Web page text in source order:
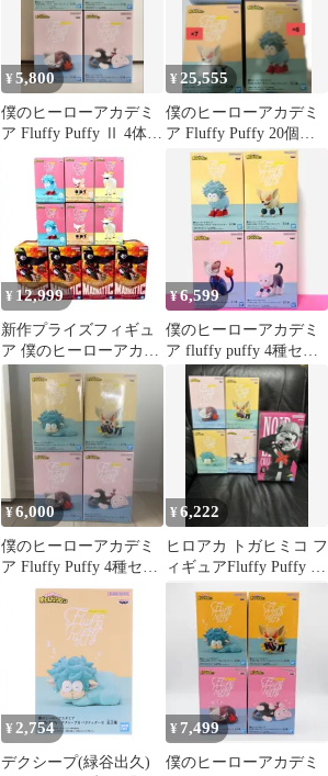
¥5,800
僕のヒーローアカデミ
ア Fluffy Puffy Ⅱ 4体セ
¥25,555
僕のヒーローアカデミ
ア Fluffy Puffy 20個セ
ット
¥ 12,999
新作プライズフィギュ
ア 僕のヒーローアカデ
ミア【10体セット】
¥6,599
僕のヒーローアカデミ
ア fluffy puffy 4種セッ
¥6,000
僕のヒーローアカデミ
ア Fluffy Puffy 4種セッ
¥6,222
ヒロアカ トガヒミコ フ
ィギュアFluffy Puffy 4
種 セット
¥ 2,754
デクシープ(緑谷出久)
¥ 7,499
僕のヒーローアカデミ